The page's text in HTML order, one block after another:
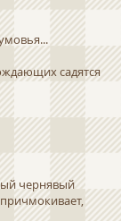
садятся
чернявый